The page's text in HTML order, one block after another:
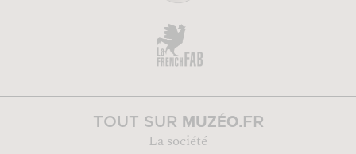
TOUT SUR MUZÉO.FR
La société